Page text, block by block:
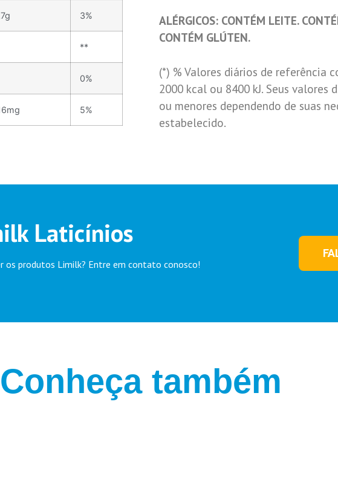
3%
**
0%
5%
ALÉRGICOS: CONTÉM LEITE.
CONTÉM GLÚTEN.
(*) % Valores diários de referência
2000 kcal ou 8400 kJ. Seus valores
ou menores dependendo de suas
estabelecido.
Laticínios
os produtos Limilk? Entre em contato conosco!
Conheça também